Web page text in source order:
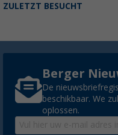
ZULETZT BESUCHT
Berger
De
beschikbaar. We
oplossen.